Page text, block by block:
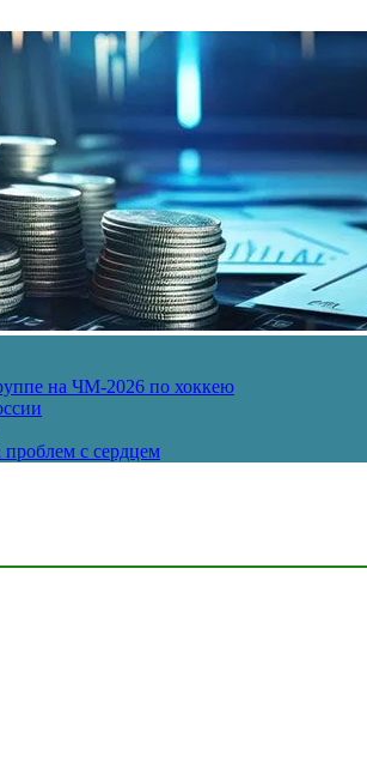
на ЧМ-2026 по хоккею
с сердцем